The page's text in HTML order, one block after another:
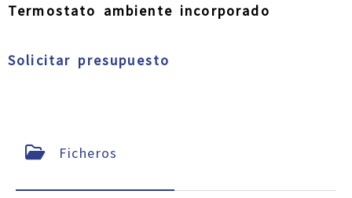
Termostato ambiente incorporado
Solicitar presupuesto
Ficheros